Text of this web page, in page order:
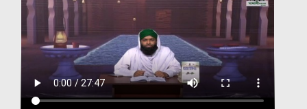
Donation